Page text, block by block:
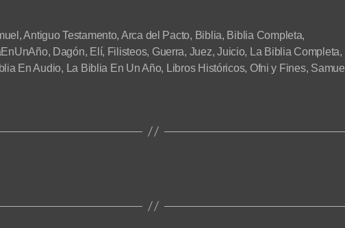
D
o
A
,Antiguo Testamento, Arca del Pacto, Biblia, Biblia Completa,
, Dagón, Elí, Filisteos, Guerra, Juez,Juicio, La Biblia Completa,
En Audio, La Biblia En Un Año, Libros Históricos, Ofni y Fines, Samuel